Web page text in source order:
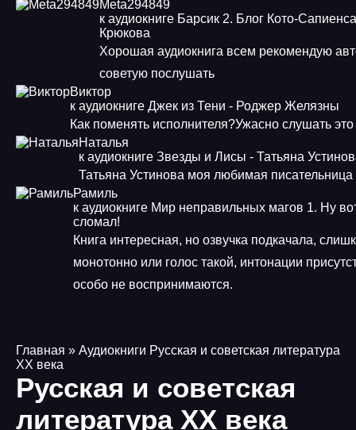
Meta294849
к аудиокниге Барсик 2. Блог Кото-
Крюкова
Хорошая аудиокнига всем рекомендую
советую послушать
Виктор
к аудиокниге Джек из Тени - Роджер Желязны
Как поменять исполнителя?Ужасно слушать
Наталья
к аудиокниге Звезды и Лисы - Татьяна
Татьяна Устинова моя любимая писательница
Рамиль
к аудиокниге Мир неправильных магов 1. Ну
сломал!
Книга интересная, но озвучка подкачала,
монотонно или голос такой, интонации
особо не воспринимаются.
Главная » Аудиокниги Русская и советская литература
XX века
Русская и советская
литература XX века